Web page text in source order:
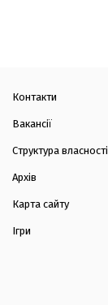
Контакти
Вакансії
Структура власності
Архів
Карта сайту
Ігри